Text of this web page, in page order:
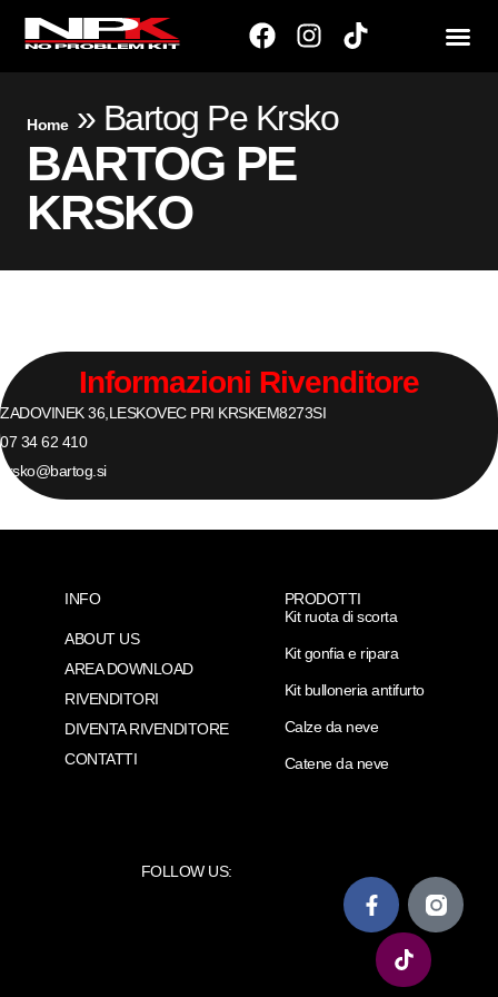
Home» Bartog Pe Krsko
BARTOG PE
KRSKO
Informazioni Rivenditore
ZADOVINEK 36, LESKOVEC PRI KRSKEM8273SI
07 34 62 410
krsko@bartog.si
INFO
ABOUT US
AREA DOWNLOAD
RIVENDITORI
DIVENTA RIVENDITORE
CONTATTI
PRODOTTI
Kit ruota di scorta
Kit gonfia e ripara
Kit bulloneria antifurto
Calze da neve
Catene da neve
FOLLOW US: